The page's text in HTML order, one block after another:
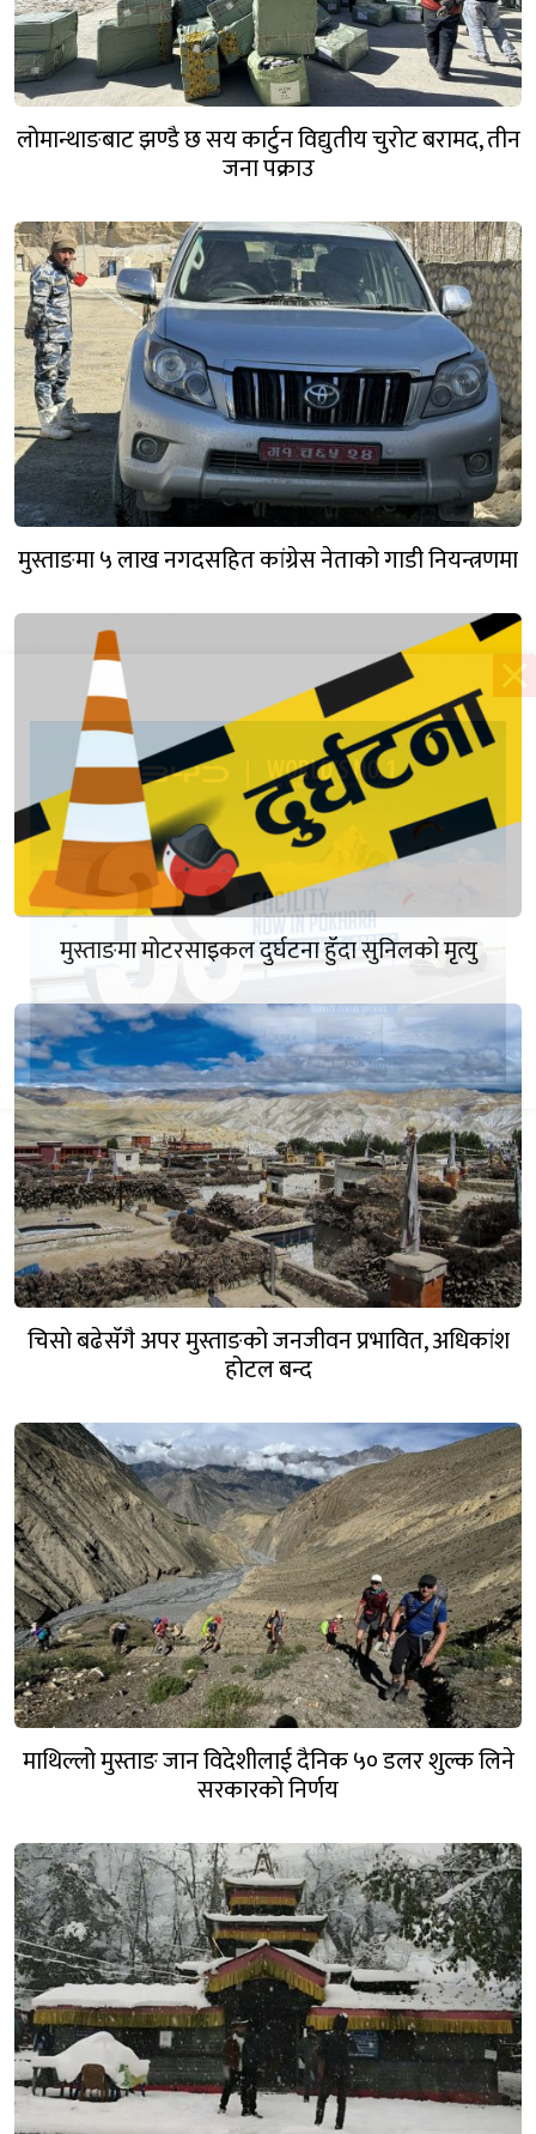
लोमान्थाङबाट झण्डै छ सय कार्टुन विद्युतीय चुरोट बरामद, तीन
जना पक्राउ
मुस्ताङमा ५ लाख नगदसहित कांग्रेस नेताको गाडी नियन्त्रणमा
मुस्ताङमा मोटरसाइकल दुर्घटना हुँदा सुनिलको मृत्यु
चिसो बढेसँगै अपर मुस्ताङको जनजीवन प्रभावित, अधिकांश
होटल बन्द
माथिल्लो मुस्ताङ जान विदेशीलाई दैनिक ५० डलर शुल्क लिने
सरकारको निर्णय